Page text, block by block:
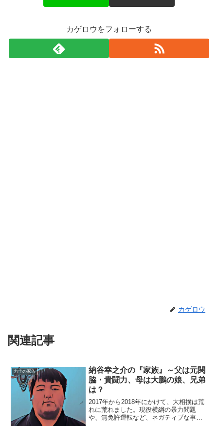
カゲロウをフォローする
カゲロウ
関連記事
力士の家族
納谷幸之介の『家族』～父は元関
脇・貴闘力、母は大鵬の娘、兄弟
は？
2017年から2018年にかけて、大相撲は荒
れに荒れました。現役横綱の暴力問題
や、無免許運転など、ネガティブな事件